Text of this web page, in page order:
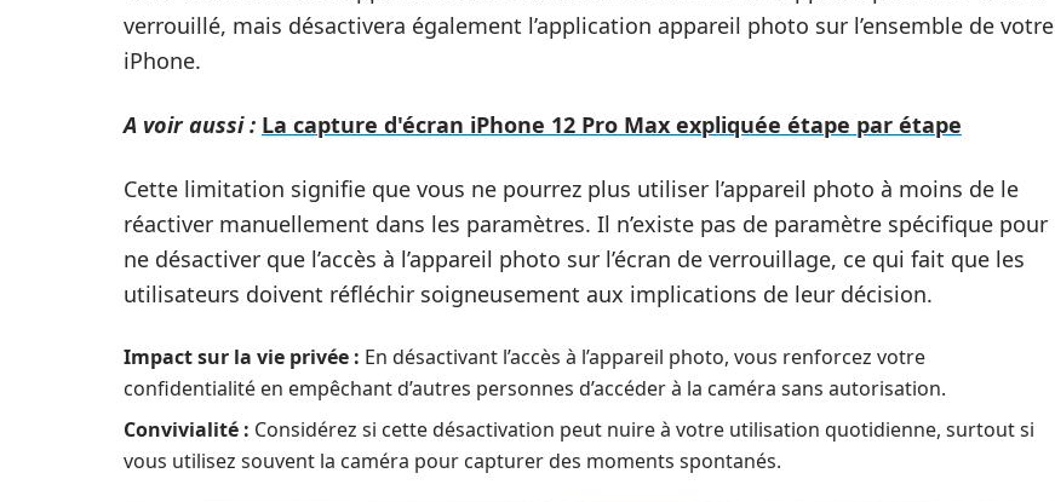
verrouillé, mais désactivera également l’application appareil photo sur l’ensemble de votre
iPhone.
A voir aussi : La capture d'écran iPhone 12 Pro Max expliquée étape par étape
Cette limitation signifie que vous ne pourrez plus utiliser l’appareil photo à moins de le
réactiver manuellement dans les paramètres. Il n’existe pas de paramètre spécifique pour
ne désactiver que l’accès à l’appareil photo sur l’écran de verrouillage, ce qui fait que les
utilisateurs doivent réfléchir soigneusement aux implications de leur décision.
Impact sur la vie privée : En désactivant l’accès à l’appareil photo, vous renforcez votre
confidentialité en empêchant d’autres personnes d’accéder à la caméra sans autorisation.
Convivialité : Considérez si cette désactivation peut nuire à votre utilisation quotidienne, surtout si
vous utilisez souvent la caméra pour capturer des moments spontanés.